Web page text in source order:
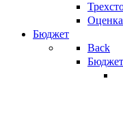
Бюджет
Back
Бюджет